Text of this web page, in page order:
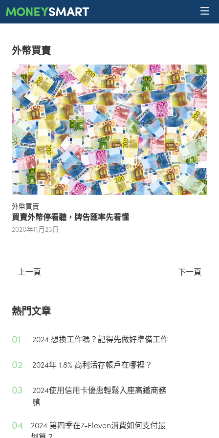
外幣買賣
外幣買賣
買賣外幣停看聽，牌告匯率先看懂
2020年11月23日
熱門文章
01 2024 想換工作嗎？記得先做好準備工作
02 2024年 1.8% 高利活存帳戶在哪裡？
03
2024使用信用卡優惠輕鬆入座高鐵商務
艙
04
2024 第四季在7-Eleven消費如何支付最
上一頁 下一頁